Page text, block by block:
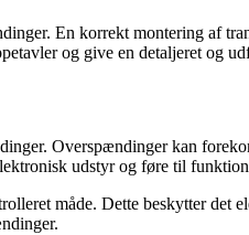
En korrekt montering af
og give en detaljeret og
Overspændinger kan
udstyr og føre til
måde. Dette beskytter det